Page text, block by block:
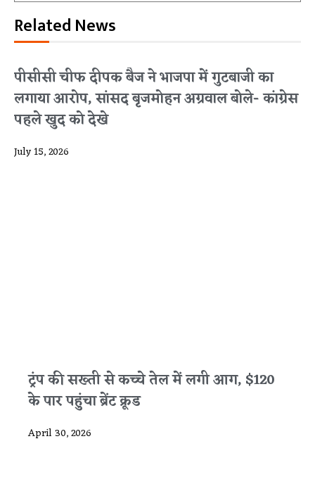
Related News
पीसीसी चीफ दीपक बैज ने भाजपा में गुटबाजी का
लगाया आरोप, सांसद बृजमोहन अग्रवाल बोले- कांग्रेस
पहले खुद को देखे
July 15, 2026
ट्रंप की सख्ती से कच्चे तेल में लगी आग, $120
के पार पहुंचा ब्रेंट क्रूड
April 30, 2026